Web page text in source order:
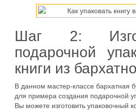
Шаг 2:
подарочной
книги из
В данном мастер-классе бархатная
для примера создания подарочной
Вы можете изготовить упаковочный